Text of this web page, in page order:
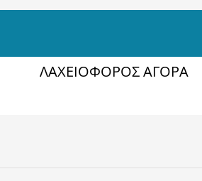
ΛΑΧΕΙΟΦΟΡΟΣ ΑΓΟΡΑ